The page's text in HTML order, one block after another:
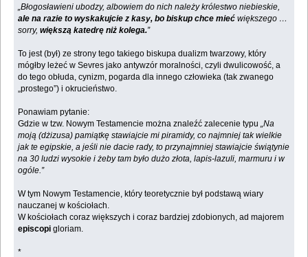
„Błogosławieni ubodzy, albowiem do nich należy królestwo niebieskie,
ale na razie to wyskakujcie z kasy, bo biskup chce mieć większego …
sorry,większą katedrę niż kolega.”
To jest (był) ze strony tego takiego biskupa dualizm twarzowy, który
mógłby leżeć w Sevres jako antywzór moralności, czyli dwulicowość, a
do tego obłuda, cynizm, pogarda dla innego człowieka (tak zwanego
„prostego”) i okrucieństwo.
Ponawiam pytanie:
Gdzie w tzw. Nowym Testamencie można znaleźć zalecenie typu„Na
moją (dżizusa) pamiątkę stawiajcie mi piramidy, co najmniej tak wielkie
jak te egipskie, a jeśli nie dacie rady, to przynajmniej stawiajcie świątynie
na 30 ludzi wysokie i żeby tam było dużo złota, lapis-lazuli, marmuru i w
ogóle.”
W tym Nowym Testamencie, który teoretycznie był podstawą wiary
nauczanej w kościołach.
W kościołach coraz większych i coraz bardziej zdobionych, ad majorem
episcopi gloriam.
*